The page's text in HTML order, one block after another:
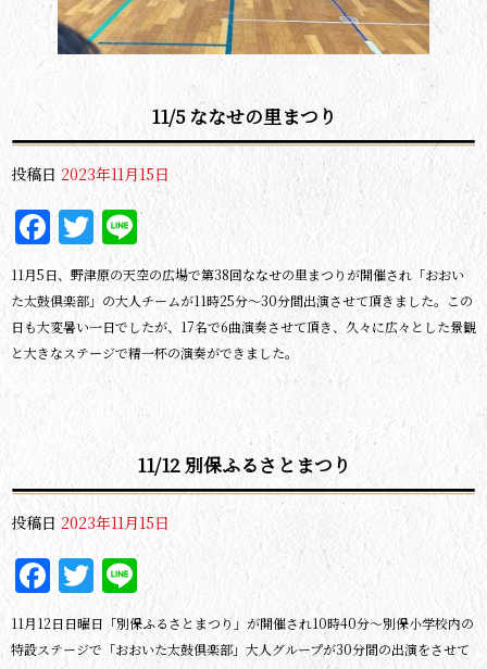
11/5 ななせの里まつり
投稿日 2023年11月15日
Facebook
Twitter
Line
11月5日、野津原の天空の広場で第38回ななせの里まつりが開催され「おおい
た太鼓倶楽部」の大人チームが11時25分～30分間出演させて頂きました。この
日も大変暑い一日でしたが、17名で6曲演奏させて頂き、久々に広々とした景観
と大きなステージで精一杯の演奏ができました。
11/12 別保ふるさとまつり
投稿日 2023年11月15日
Facebook
Twitter
Line
11月12日日曜日「別保ふるさとまつり」が開催され10時40分～別保小学校内の
特設ステージで「おおいた太鼓倶楽部」大人グループが30分間の出演をさせて